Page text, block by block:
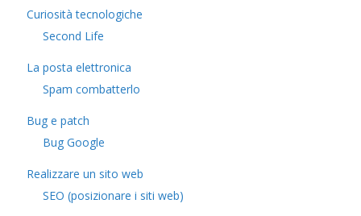
Curiosità tecnologiche
​Second Life
La posta elettronica
Spam combatterlo
Bug e patch
Bug Google
Realizzare un sito web
SEO (posizionare i siti web)